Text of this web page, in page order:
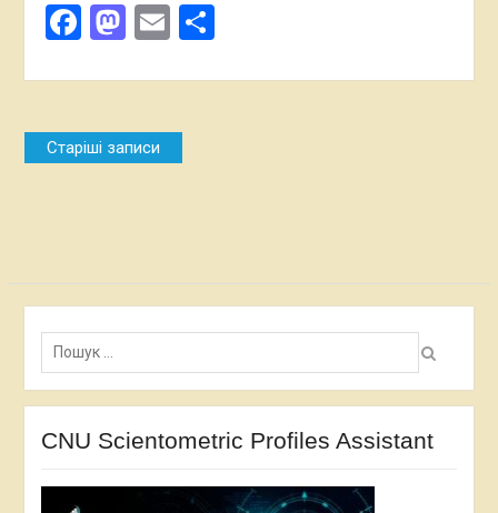
Facebook
Mastodon
EmailПоділитися
Навігація
за
Старіші записи
Пошук:
CNU Scientometric Profiles Assistant